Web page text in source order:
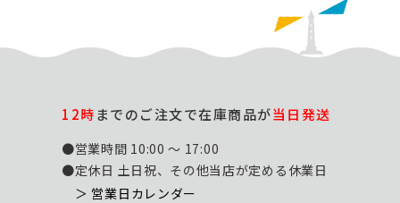
12時までのご注文で在庫商品が当日発送
●営業時間 10:00 ～ 17:00
●定休日 土日祝、その他当店が定める休業日
＞ 営業日カレンダー